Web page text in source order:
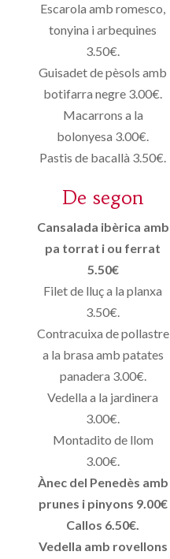
Escarola amb romesco,
tonyina i arbequines
3.50€.
Guisadet de pèsols amb
botifarra negre 3.00€.
Macarrons a la
bolonyesa 3.00€.
Pastis de bacallà 3.50€.
De segon
Cansalada ibèrica amb
pa torrat i ou ferrat
5.50€
Filet de lluç a la planxa
3.50€.
Contracuixa de pollastre
a la brasa amb patates
panadera 3.00€.
Vedella a la jardinera
3.00€.
Montadito de llom
3.00€.
Ànec del Penedès amb
prunes i pinyons 9.00€
Callos 6.50€.
Vedella amb rovellons